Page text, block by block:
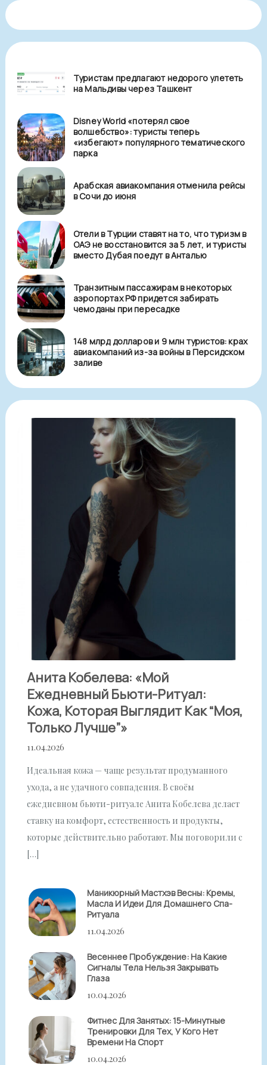
Туристам предлагают недорого улететь
на Мальдивы через Ташкент
Disney World «потерял свое
волшебство»: туристы теперь
«избегают» популярного тематического
парка
Арабская авиакомпания отменила рейсы
в Сочи до июня
Отели в Турции ставят на то, что туризм в
ОАЭ не восстановится за 5 лет, и туристы
вместо Дубая поедут в Анталью
Транзитным пассажирам в некоторых
аэропортах РФ придется забирать
чемоданы при пересадке
148 млрд долларов и 9 млн туристов: крах
авиакомпаний из-за войны в Персидском
заливе
Анита Кобелева: «Мой
Ежедневный Бьюти-Ритуал:
Кожа, Которая Выглядит Как “моя,
Только Лучше”»
11.04.2026
Идеальная кожа — чаще результат продуманного
ухода, а не удачного совпадения. В своём
ежедневном бьюти-ритуале Анита Кобелева делает
ставку на комфорт, естественность и продукты,
которые действительно работают. Мы поговорили с
[…]
Маникюрный Мастхэв Весны: Кремы,
Масла И Идеи Для Домашнего Спа-
Ритуала
11.04.2026
Весеннее Пробуждение: На Какие
Сигналы Тела Нельзя Закрывать
Глаза
10.04.2026
Фитнес Для Занятых: 15-Минутные
Тренировки Для Тех, У Кого Нет
Времени На Спорт
10.04.2026